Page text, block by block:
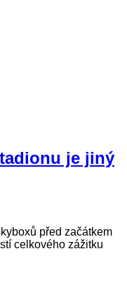
je jiný
před začátkem
celkového zážitku